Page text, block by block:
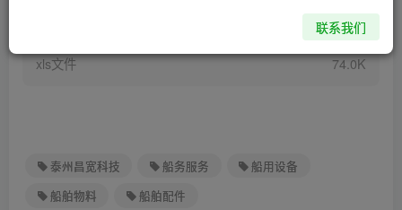
下载
xls文件 74.0K
泰州昌宽科技 船务服务
船用设备
船舶物料
船舶配件
联系我们